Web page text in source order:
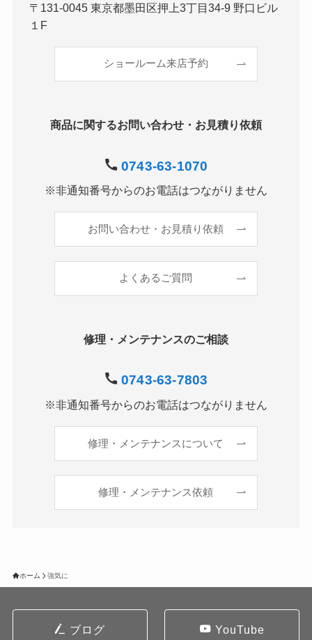
〒131-0045 東京都墨田区押上3丁目34-9 野口ビル
１F
ショールーム来店予約
商品に関するお問い合わせ・お見積り依頼
0743-63-1070
※非通知番号からのお電話はつながりません
お問い合わせ・お見積り依頼
よくあるご質問
修理・メンテナンスのご相談
0743-63-7803
※非通知番号からのお電話はつながりません
修理・メンテナンスについて
修理・メンテナンス依頼
ホーム 強気に
ブログ YouTube